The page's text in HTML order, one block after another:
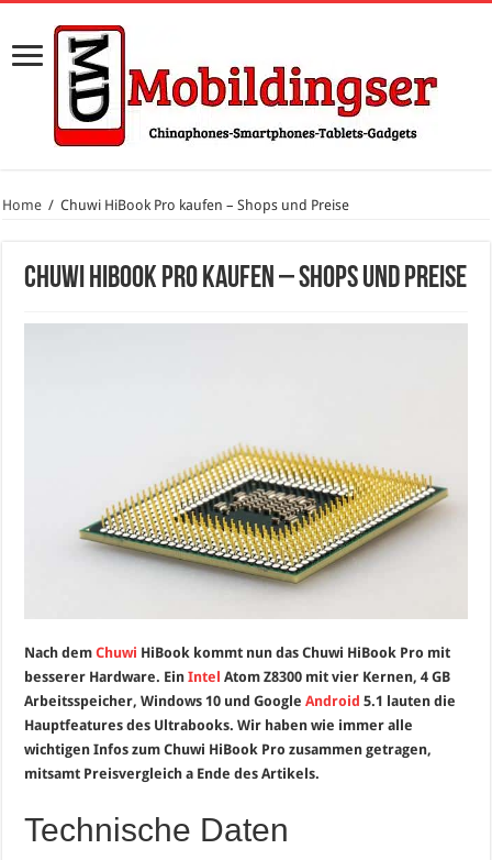
Home / Chuwi HiBook Pro kaufen – Shops und Preise
Chuwi HiBook Pro kaufen – Shops und Preise
Nach demChuwi HiBook kommt nun das Chuwi HiBook Pro mit
besserer Hardware. EinIntel Atom Z8300 mit vier Kernen, 4 GB
Arbeitsspeicher, Windows 10 und GoogleAndroid 5.1 lauten die
Hauptfeatures des Ultrabooks. Wir haben wie immer alle
wichtigen Infos zum Chuwi HiBook Pro zusammen getragen,
mitsamt Preisvergleich a Ende des Artikels.
Technische Daten